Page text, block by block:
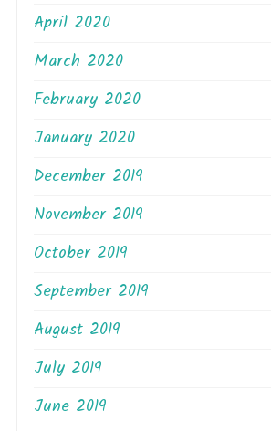
April 2020
March 2020
February 2020
January 2020
December 2019
November 2019
October 2019
September 2019
August 2019
July 2019
June 2019